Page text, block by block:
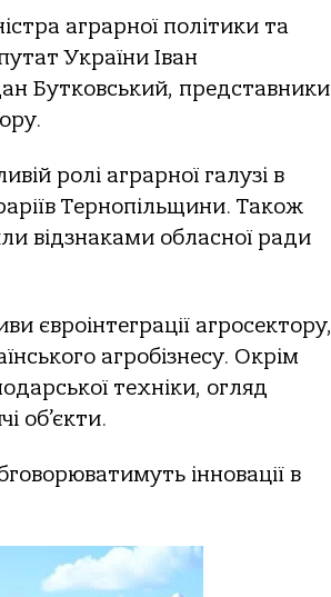
аграрної політики та
України Іван
Бутковський, представники
ролі аграрної галузі в
Тернопільщини. Також
відзнаками обласної ради
євроінтеграції агросектору,
агробізнесу. Окрім
техніки, огляд
об’єкти.
інновації в